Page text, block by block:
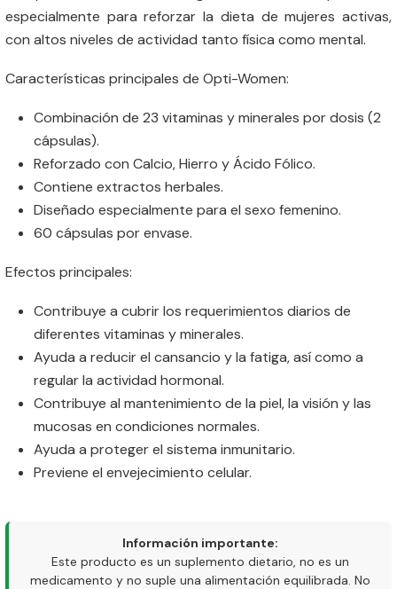
especialmente para reforzar la dieta de mujeres activas,
con altos niveles de actividad tanto física como mental.
Características principales de Opti-Women:
Combinación de 23 vitaminas y minerales por dosis (2
cápsulas).
Reforzado con Calcio, Hierro y Ácido Fólico.
Contiene extractos herbales.
Diseñado especialmente para el sexo femenino.
60 cápsulas por envase.
Efectos principales:
Contribuye a cubrir los requerimientos diarios de
diferentes vitaminas y minerales.
Ayuda a reducir el cansancio y la fatiga, así como a
regular la actividad hormonal.
Contribuye al mantenimiento de la piel, la visión y las
mucosas en condiciones normales.
Ayuda a proteger el sistema inmunitario.
Previene el envejecimiento celular.
Información importante:
Este producto es un suplemento dietario, no es un
medicamento y no suple una alimentación equilibrada. No